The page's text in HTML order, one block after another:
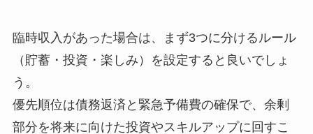
臨時収入があった場合は、まず3つに分けるルール
（貯蓄・投資・楽しみ）を設定すると良いでしょ
う。
優先順位は債務返済と緊急予備費の確保で、余剰
部分を将来に向けた投資やスキルアップに回すこ